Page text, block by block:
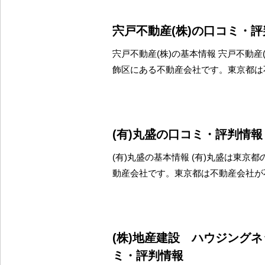
宍戸不動産(株)の口コミ・
宍戸不動産(株)の基本情報 宍戸不動
飾区にある不動産会社です。東京都
(有)丸盛の口コミ・評判情報
(有)丸盛の基本情報 (有)丸盛は東京都
動産会社です。東京都は不動産会社
(株)地産建設 ハウジングネ
ミ・評判情報